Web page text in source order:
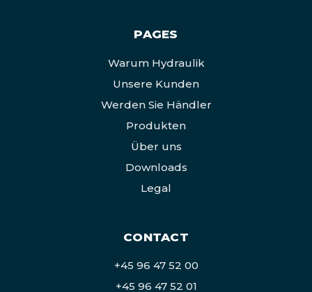
PAGES
Warum Hydraulik
Unsere Kunden
Werden Sie Händler
Produkten
Über uns
Downloads
Legal
CONTACT
+45 96 47 52 00
+45 96 47 52 01